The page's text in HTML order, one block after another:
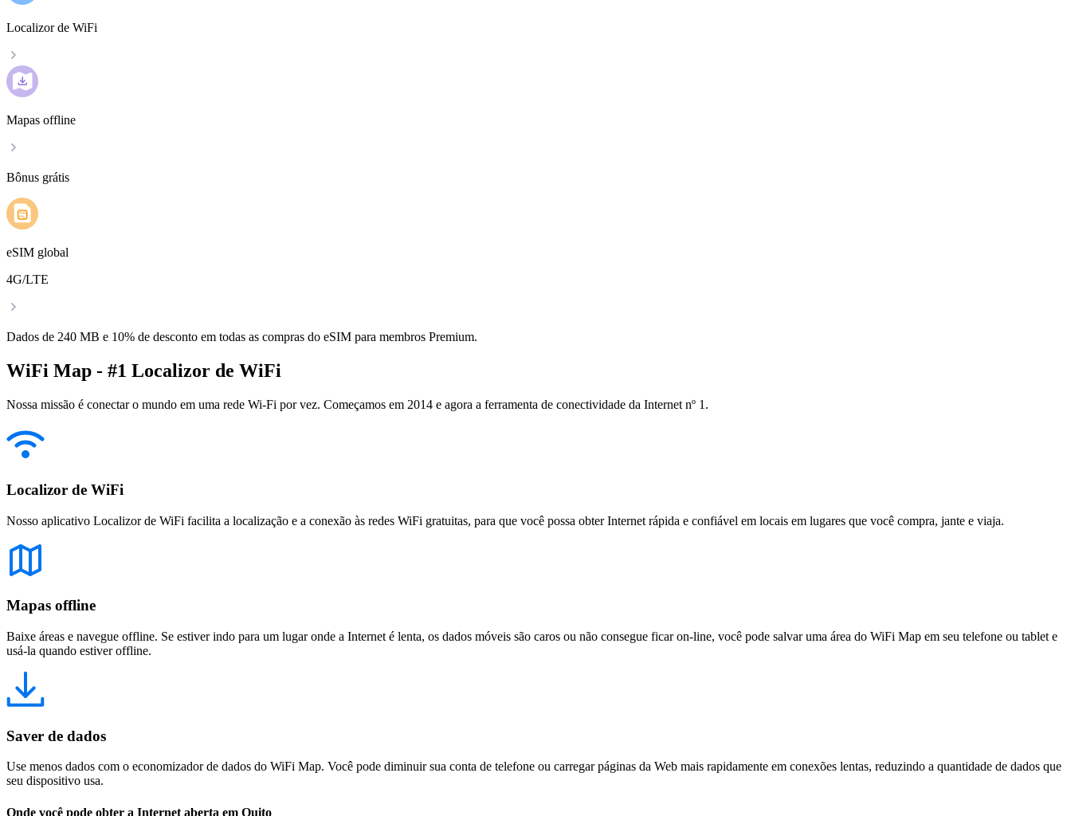
Localizor de WiFi
Mapas offline
Bônus grátis
eSIM global
4G/LTE
Dados de 240 MB e 10% de desconto em todas as compras do eSIM para membros Premium.
WiFi Map - #1 Localizor de WiFi
Nossa missão é conectar o mundo em uma rede Wi-Fi por vez. Começamos em 2014 e agora a ferramenta de conectividade da Internet nº 1.
Localizor de WiFi
Nosso aplicativo Localizor de WiFi facilita a localização e a conexão às redes WiFi gratuitas, para que você possa obter Internet rápida e confiável em locais em lugares que você compra, jante e viaja.
Mapas offline
Baixe áreas e navegue offline. Se estiver indo para um lugar onde a Internet é lenta, os dados móveis são caros ou não consegue ficar on-line, você pode salvar uma área do WiFi Map em seu telefone ou tablet e
usá-la quando estiver offline.
Saver de dados
Use menos dados com o economizador de dados do WiFi Map. Você pode diminuir sua conta de telefone ou carregar páginas da Web mais rapidamente em conexões lentas, reduzindo a quantidade de dados que
seu dispositivo usa.
Onde você pode obter a Internet aberta em Quito